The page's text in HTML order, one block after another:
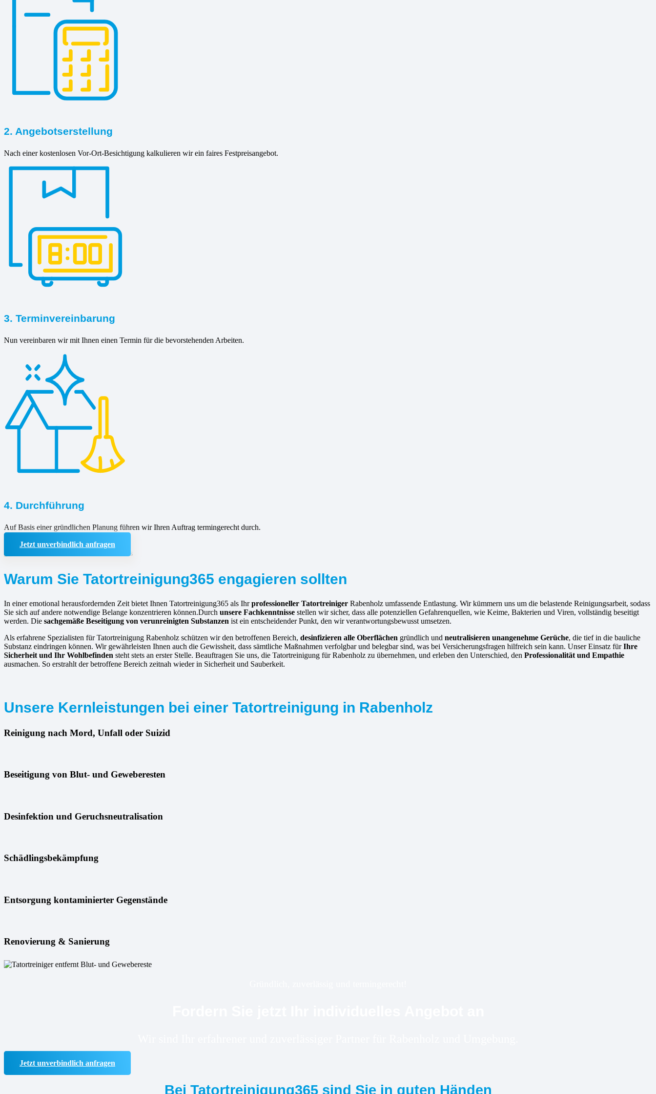
2. Angebotserstellung
Nach einer kostenlosen Vor-Ort-Besichtigung kalkulieren wir ein faires Festpreisangebot.
3. Terminvereinbarung
Nun vereinbaren wir mit Ihnen einen Termin für die bevorstehenden Arbeiten.
4. Durchführung
Auf Basis einer gründlichen Planung führen wir Ihren Auftrag termingerecht durch.
Jetzt unverbindlich anfragen
Warum Sie Tatortreinigung365 engagieren sollten
In einer emotional herausfordernden Zeit bietet Ihnen Tatortreinigung365 als Ihrprofessioneller Tatortreiniger Rabenholz umfassende Entlastung. Wir kümmern uns um die belastende Reinigungsarbeit, sodass
Sie sich auf andere notwendige Belange konzentrieren können.Durch unsere Fachkenntnisse stellen wir sicher, dass alle potenziellen Gefahrenquellen, wie Keime, Bakterien und Viren, vollständig beseitigt
werden. Die sachgemäße Beseitigung von verunreinigten Substanzen ist ein entscheidender Punkt, den wir verantwortungsbewusst umsetzen.
Als erfahrene Spezialisten für Tatortreinigung Rabenholz schützen wir den betroffenen Bereich, desinfizieren alle Oberflächen gründlich und neutralisieren unangenehme Gerüche, die tief in die bauliche
Substanz eindringen können. Wir gewährleisten Ihnen auch die Gewissheit, dass sämtliche Maßnahmen verfolgbar und belegbar sind, was bei Versicherungsfragen hilfreich sein kann. Unser Einsatz fürIhre
Sicherheit und Ihr Wohlbefinden steht stets an erster Stelle. Beauftragen Sie uns, die Tatortreinigung für Rabenholz zu übernehmen, und erleben den Unterschied, den Professionalität und Empathie
ausmachen. So erstrahlt der betroffene Bereich zeitnah wieder in Sicherheit und Sauberkeit.
Unsere Kernleistungen bei einer Tatortreinigung in Rabenholz
Reinigung nach Mord, Unfall oder Suizid
Beseitigung von Blut- und Geweberesten
Desinfektion und Geruchsneutralisation
Schädlingsbekämpfung
Entsorgung kontaminierter Gegenstände
Renovierung & Sanierung
Jetzt unverbindlich anfragen
Bei Tatortreinigung365 sind Sie in guten Händen